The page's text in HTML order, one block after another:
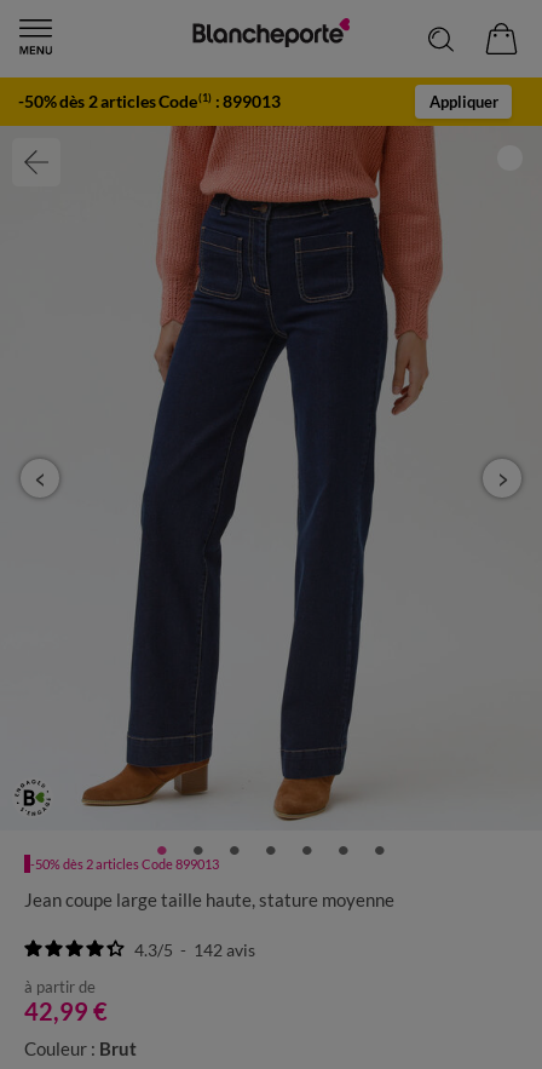
-50% dès 2 articles Code(1) :899013 Appliquer
-50% dès 2 articles Code 899013
Jean coupe large taille haute, stature moyenne
4.3/5 - 142 avis
à partir de
42,99 €
Couleur : Brut